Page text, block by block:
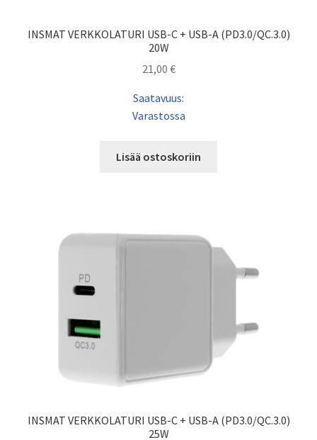
INSMAT VERKKOLATURI USB-C + USB-A (PD3.0/QC.3.0)
20W
21,00 €
Saatavuus:
Varastossa
Lisää ostoskoriin
INSMAT VERKKOLATURI USB-C + USB-A (PD3.0/QC.3.0)
25W